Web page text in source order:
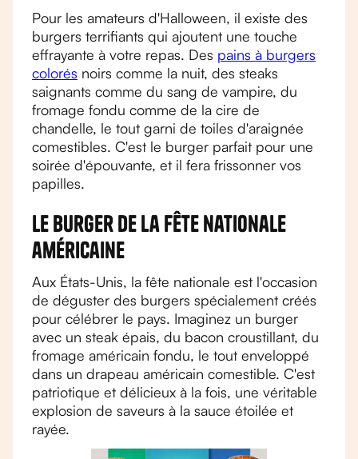
Pour les amateurs d'Halloween, il existe des
burgers terrifiants qui ajoutent une touche
effrayante à votre repas. Des pains à burgers
colorés noirs comme la nuit, des steaks
saignants comme du sang de vampire, du
fromage fondu comme de la cire de
chandelle, le tout garni de toiles d'araignée
comestibles. C'est le burger parfait pour une
soirée d'épouvante, et il fera frissonner vos
papilles.
Le burger de la fête nationale
américaine
Aux États-Unis, la fête nationale est l'occasion
de déguster des burgers spécialement créés
pour célébrer le pays. Imaginez un burger
avec un steak épais, du bacon croustillant, du
fromage américain fondu, le tout enveloppé
dans un drapeau américain comestible. C'est
patriotique et délicieux à la fois, une véritable
explosion de saveurs à la sauce étoilée et
rayée.